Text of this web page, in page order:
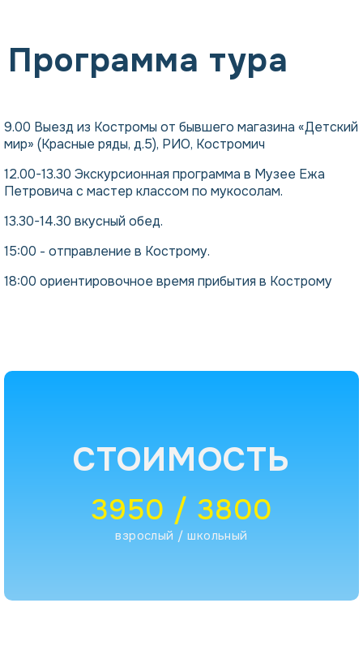
Программа тура
9.00 Выезд из Костромы от бывшего магазина «Детский
мир» (Красные ряды, д.5), РИО, Костромич
12.00-13.30 Экскурсионная программа в Музее Ежа
Петровича с мастер классом по мукосолам.
13.30-14.30 вкусный обед.
15:00 - отправление в Кострому.
18:00 ориентировочное время прибытия в Кострому
СТОИМОСТЬ
3950 / 3800
взрослый / школьный